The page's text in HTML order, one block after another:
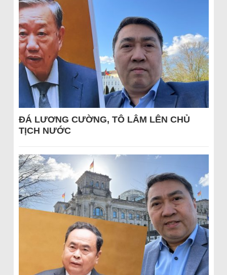
ĐÁ LƯƠNG CƯỜNG, TÔ LÂM LÊN CHỦ
TỊCH NƯỚC